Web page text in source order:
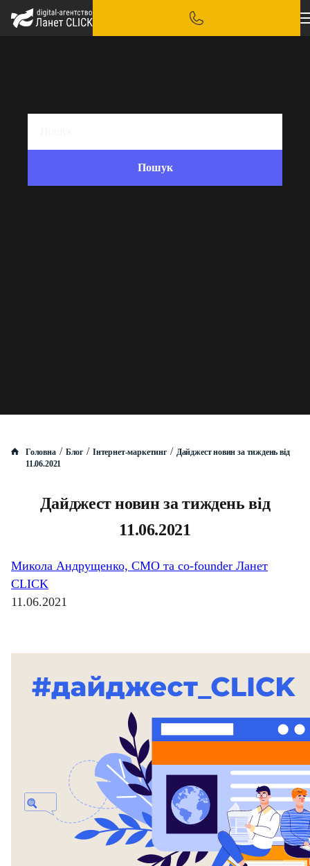
Головна / Блог / Інтернет-маркетинг / Дайджест новин за тиждень від
11.06.2021
Дайджест новин за тиждень від
11.06.2021
Микола Андрущенко, CMO та co-founder Ланет
CLICK
11.06.2021